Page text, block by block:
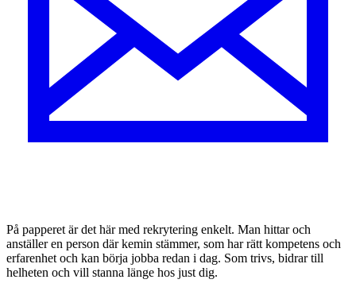
På papperet är det här med rekrytering enkelt. Man hittar och
anställer en person där kemin stämmer, som har rätt kompetens och
erfarenhet och kan börja jobba redan i dag. Som trivs, bidrar till
helheten och vill stanna länge hos just dig.